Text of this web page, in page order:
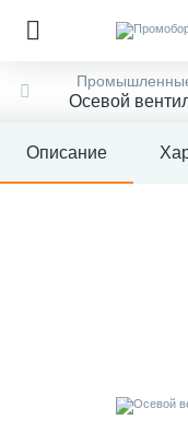
Осевой
Описание